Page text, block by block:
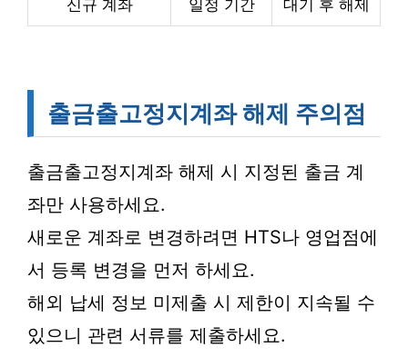
신규 계좌 일정 기간 대기 후 해제
출금출고정지계좌 해제 주의점
출금출고정지계좌 해제 시 지정된 출금 계
좌만 사용하세요.
새로운 계좌로 변경하려면 HTS나 영업점에
서 등록 변경을 먼저 하세요.
해외 납세 정보 미제출 시 제한이 지속될 수
있으니 관련 서류를 제출하세요.